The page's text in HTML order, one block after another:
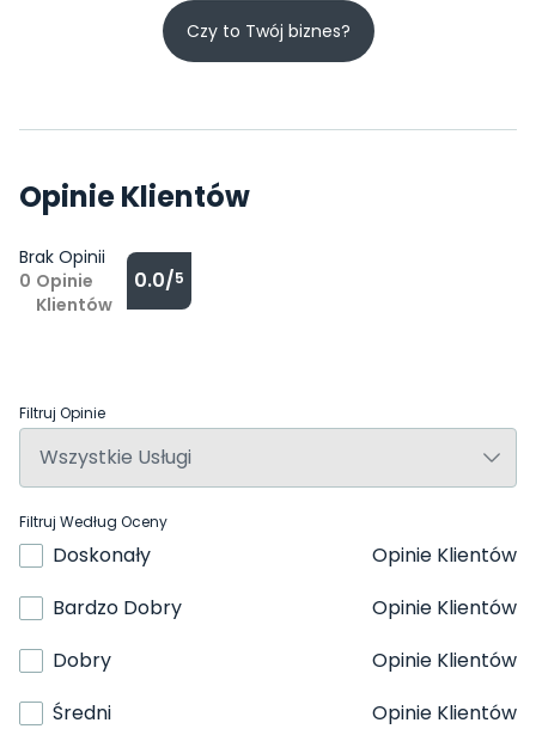
Czy to Twój biznes?
Opinie Klientów
Brak Opinii
0 Opinie
Klientów
0.0/5
Filtruj Opinie
Filtruj Według Oceny
Doskonały
Opinie Klientów
Bardzo Dobry
Opinie Klientów
Dobry
Opinie Klientów
Średni
Opinie Klientów